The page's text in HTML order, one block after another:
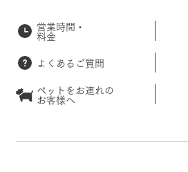
営業時間・
料金
よくあるご質問
ペットをお連れの
お客様へ